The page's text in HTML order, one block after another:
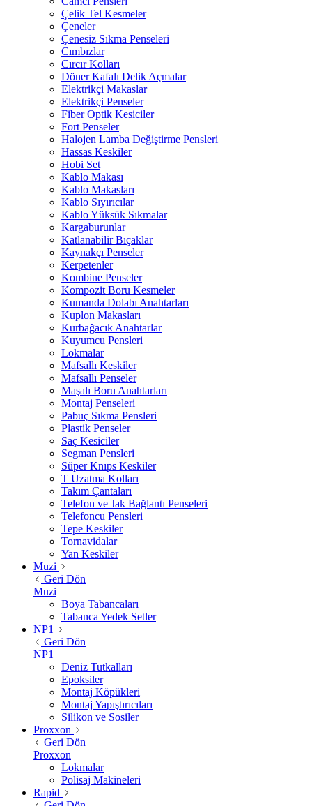
Çelik Tel Kesmeler
Çeneler
Çenesiz Sıkma Penseleri
Cımbızlar
Cırcır Kolları
Döner Kafalı Delik Açmalar
Elektrikçi Makaslar
Elektrikçi Penseler
Fiber Optik Kesiciler
Fort Penseler
Halojen Lamba Değiştirme Pensleri
Hassas Keskiler
Hobi Set
Kablo Makası
Kablo Makasları
Kablo Sıyırıcılar
Kablo Yüksük Sıkmalar
Kargaburunlar
Katlanabilir Bıçaklar
Kaynakçı Penseler
Kerpetenler
Kombine Penseler
Kompozit Boru Kesmeler
Kumanda Dolabı Anahtarları
Kuplon Makasları
Kurbağacık Anahtarlar
Kuyumcu Pensleri
Lokmalar
Mafsallı Keskiler
Mafsallı Penseler
Maşalı Boru Anahtarları
Montaj Penseleri
Pabuç Sıkma Pensleri
Plastik Penseler
Saç Kesiciler
Segman Pensleri
Süper Knıps Keskiler
T Uzatma Kolları
Takım Çantaları
Telefon ve Jak Bağlantı Penseleri
Telefoncu Pensleri
Tepe Keskiler
Tornavidalar
Yan Keskiler
Muzi
Geri Dön
Muzi
Boya Tabancaları
Tabanca Yedek Setler
NP1
Geri Dön
NP1
Deniz Tutkalları
Epoksiler
Montaj Köpükleri
Montaj Yapıştırıcıları
Silikon ve Sosiler
Proxxon
Geri Dön
Proxxon
Lokmalar
Polisaj Makineleri
Rapid